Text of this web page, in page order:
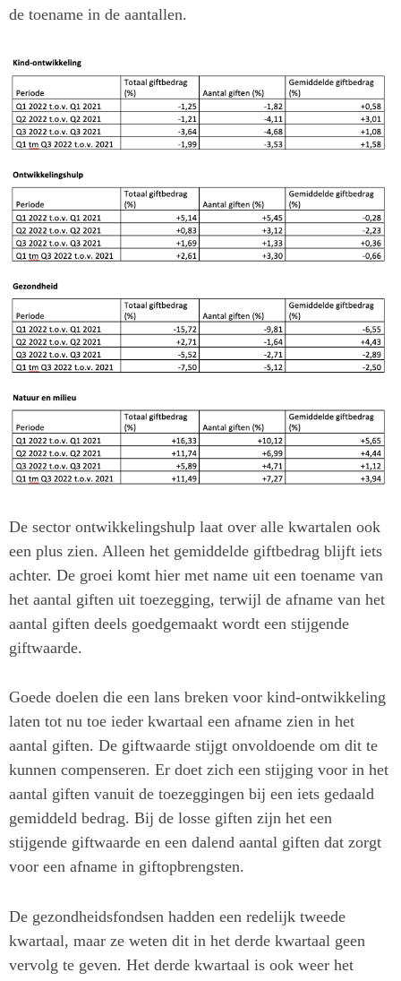
de toename in de aantallen.
De sector ontwikkelingshulp laat over alle kwartalen ook
een plus zien. Alleen het gemiddelde giftbedrag blijft iets
achter. De groei komt hier met name uit een toename van
het aantal giften uit toezegging, terwijl de afname van het
aantal giften deels goedgemaakt wordt een stijgende
giftwaarde.
Goede doelen die een lans breken voor kind-ontwikkeling
laten tot nu toe ieder kwartaal een afname zien in het
aantal giften. De giftwaarde stijgt onvoldoende om dit te
kunnen compenseren. Er doet zich een stijging voor in het
aantal giften vanuit de toezeggingen bij een iets gedaald
gemiddeld bedrag. Bij de losse giften zijn het een
stijgende giftwaarde en een dalend aantal giften dat zorgt
voor een afname in giftopbrengsten.
De gezondheidsfondsen hadden een redelijk tweede
kwartaal, maar ze weten dit in het derde kwartaal geen
vervolg te geven. Het derde kwartaal is ook weer het